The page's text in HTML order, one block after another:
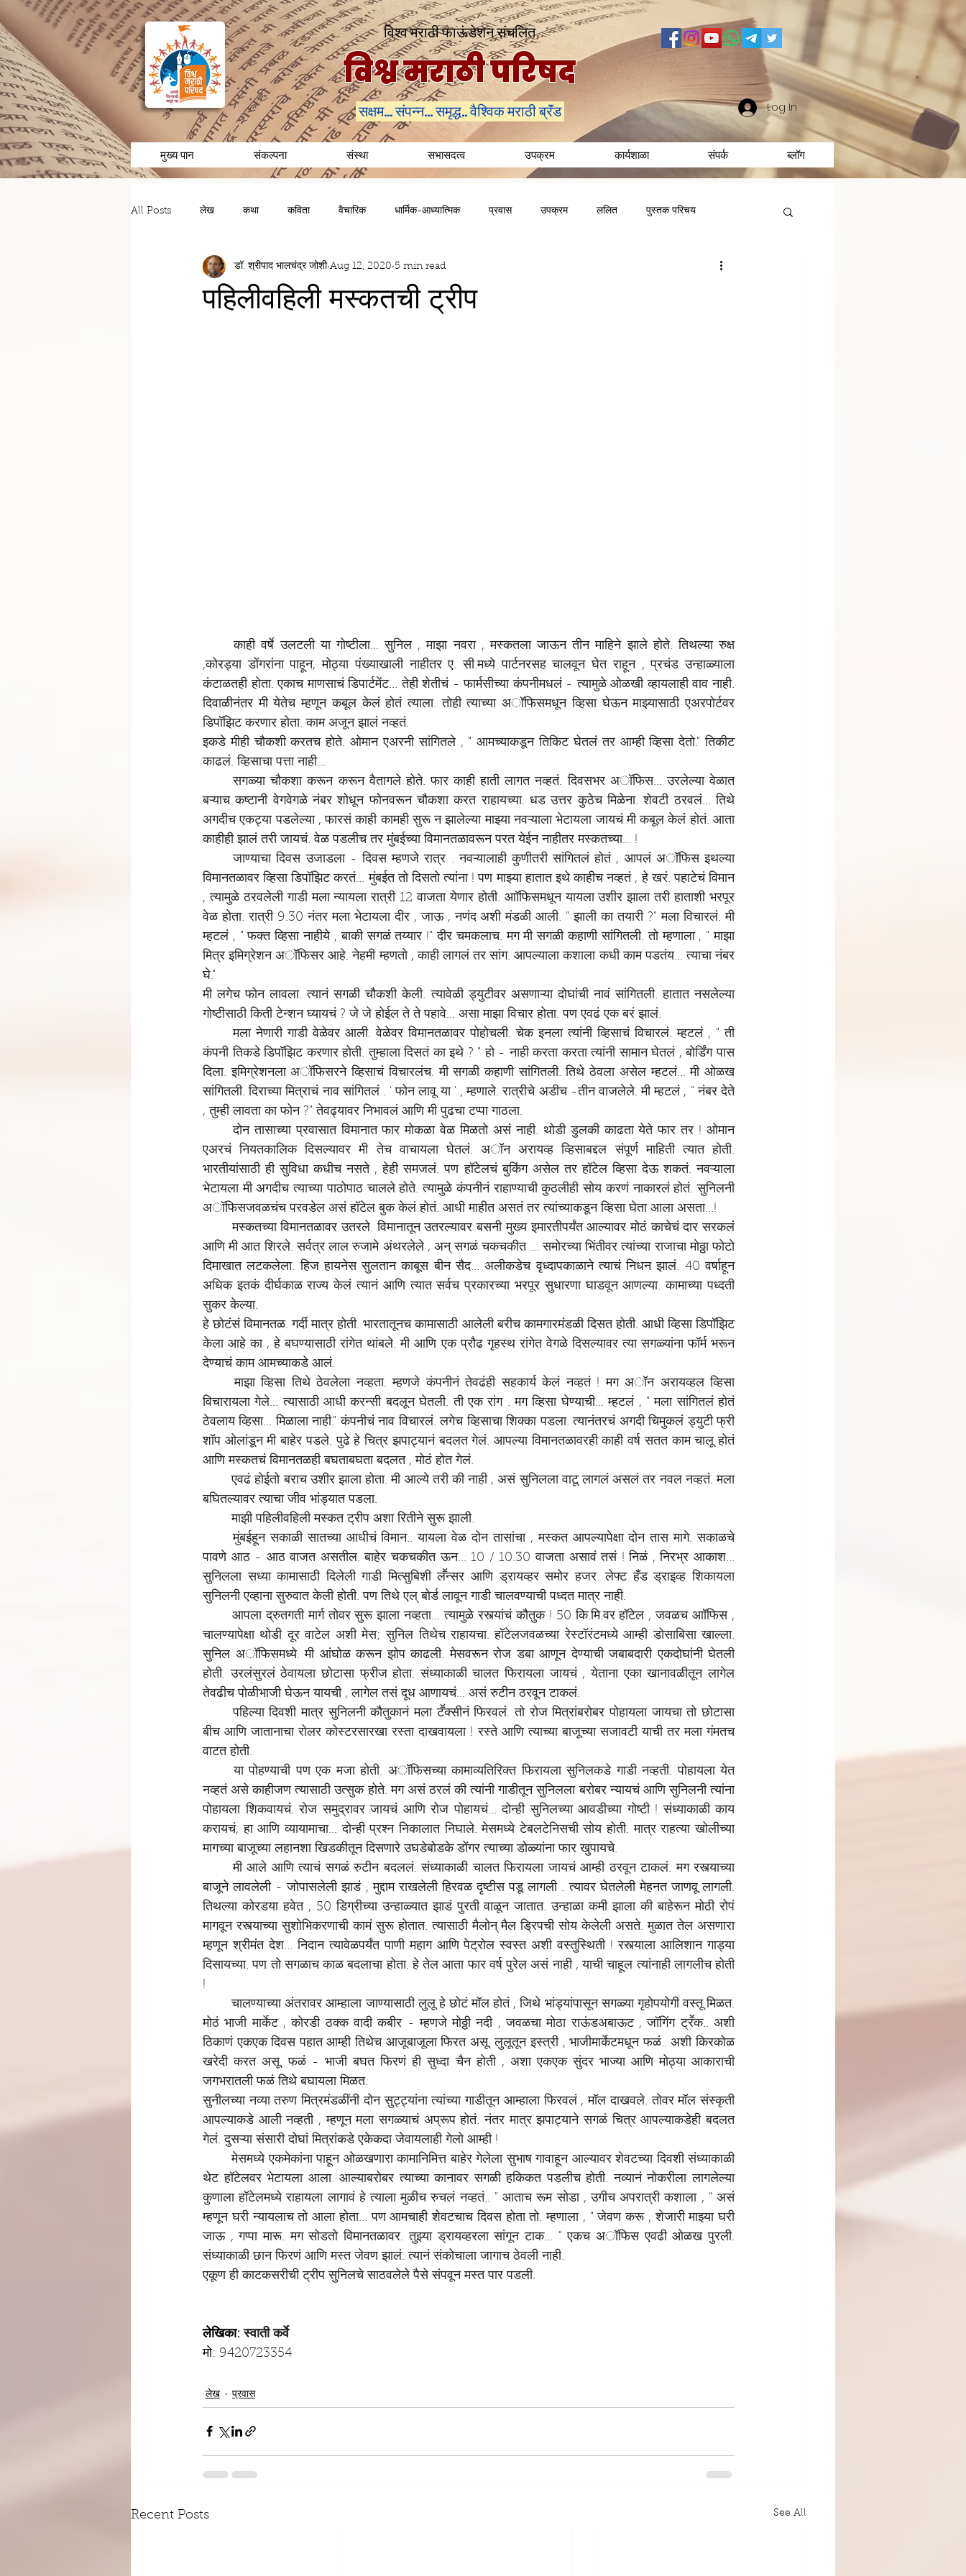
विश्व मराठी फाऊंडेशन संचलित
विश्व मराठी परिषद
सक्षम... संपन्न... समृद्ध.. वैश्विक मराठी ब्रॅंड Log In
मुख्य पान संकल्पना संस्था सभासदत्व उपक्रम कार्यशाळा संपर्क ब्लॉग
All Posts लेख कथा कविता वैचारिक धार्मिक-आध्यात्मिक प्रवास उपक्रम ललित पुस्तक परिचय
चरित्र/व्यक्तीविशेष अनुभव/आठवणी
पहिलीवहिली मस्कतची ट्रीप
डॉ. श्रीपाद भालचंद्र जोशी Aug 12, 2020 5 min read
काही वर्षे उलटली या गोष्टीला... सुनिल , माझा नवरा , मस्कतला जाऊन तीन माहिने झाले होते. तिथल्या रुक्ष
,कोरड्या डोंगरांना पाहून, मोठ्या पंख्याखाली नाहीतर ए. सी.मध्ये पार्टनरसह चालवून घेत राहून , प्रचंड उन्हाळ्याला
कंटाळतही होता. एकाच माणसाचं डिपार्टमेंट... तेही शेतीचं - फार्मसीच्या कंपनीमधलं - त्यामुळे ओळखी व्हायलाही वाव नाही.
दिवाळीनंतर मी येतेच म्हणून कबूल केलं होतं त्याला. तोही त्याच्या अॉफिसमधून व्हिसा घेऊन माझ्यासाठी एअरपोर्टवर
डिपॉझिट करणार होता. काम अजून झालं नव्हतं.
इकडे मीही चौकशी करतच होते. ओमान एअरनी सांगितले , " आमच्याकडून तिकिट घेतलं तर आम्ही व्हिसा देतो." तिकीट
काढलं. व्हिसाचा पत्ता नाही...
सगळ्या चौकशा करून करून वैतागले होते. फार काही हाती लागत नव्हतं. दिवसभर अॉफिस... उरलेल्या वेळात
बऱ्याच कष्टानी वेगवेगळे नंबर शोधून फोनवरून चौकशा करत राहायच्या. धड उत्तर कुठेच मिळेना. शेवटी ठरवलं... तिथे
अगदीच एकट्या पडलेल्या , फारसं काही कामही सुरू न झालेल्या माझ्या नवऱ्याला भेटायला जायचं मी कबूल केलंं होतं. आता
काहीही झालं तरी जायचं. वेळ पडलीच तर मुंबईच्या विमानतळावरून परत येईन नाहीतर मस्कतच्या... !
जाण्याचा दिवस उजाडला - दिवस म्हणजे रात्र . नवऱ्यालाही कुणीतरी सांगितलं होतं , आपलं अॉफिस इथल्या
विमानतळावर व्हिसा डिपॉझिट करतं... मुंबईत तो दिसतो त्यांना ! पण माझ्या हातात इथे काहीच नव्हतं , हे खरं. पहाटेचं विमान
, त्यामुळे ठरवलेली गाडी मला न्यायला रात्री 12 वाजता येणार होती. आॉफिसमधून यायला उशीर झाला तरी हाताशी भरपूर
वेळ होता. रात्री 9.30 नंतर मला भेटायला दीर , जाऊ , नणंद अशी मंडळी आली. " झाली का तयारी ?" मला विचारलं. मी
म्हटलं , " फक्त व्हिसा नाहीये , बाकी सगळं तय्यार !" दीर चमकलाच. मग मी सगळी कहाणी सांगितली. तो म्हणाला , " माझा
मित्र इमिग्रेशन अॉफिसर आहे. नेहमी म्हणतो , काही लागलं तर सांग. आपल्याला कशाला कधी काम पडतंय... त्याचा नंबर
घे."
मी लगेच फोन लावला. त्यानं सगळी चौकशी केली. त्यावेळी ड्युटीवर असणाऱ्या दोघांची नावं सांगितली. हातात नसलेल्या
गोष्टीसाठी किती टेन्शन घ्यायचं ? जे जे होईल ते ते पहावे... असा माझा विचार होता. पण एवढं एक बरं झालं.
मला नेणारी गाडी वेळेवर आली. वेळेवर विमानतळावर पोहोचली. चेक इनला त्यांनी व्हिसाचं विचारलं. म्हटलं , " ती
कंपनी तिकडे डिपॉझिट करणार होती. तुम्हाला दिसतं का इथे ? " हो - नाही करता करता त्यांनी सामान घेतलं , बोर्डिंग पास
दिला. इमिग्रेशनला अॉफिसरने व्हिसाचं विचारलंच. मी सगळी कहाणी सांगितली. तिथे ठेवला असेल म्हटलं... मी ओळख
सांगितली. दिराच्या मित्राचं नाव सांगितलं . ' फोन लावू या ' , म्हणाले. रात्रीचे अडीच -तीन वाजलेले. मी म्हटलं , " नंबर देते
, तुम्ही लावता का फोन ?" तेवढ्यावर निभावलं आणि मी पुढचा टप्पा गाठला.
दोन तासाच्या प्रवासात विमानात फार मोकळा वेळ मिळतो असं नाही. थोडी डुलकी काढता येते फार तर ! ओमान
एअरचं नियतकालिक दिसल्यावर मी तेच वाचायला घेतलं. अॉन अरायव्ह व्हिसाबद्दल संपूर्ण माहिती त्यात होती.
भारतीयांसाठी ही सुविधा कधीच नसते , हेही समजलं. पण हॉटेलचं बुकिंग असेल तर हॉटेल व्हिसा देऊ शकतं. नवऱ्याला
भेटायला मी अगदीच त्याच्या पाठोपाठ चालले होते. त्यामुळे कंपनीनं राहाण्याची कुठलीही सोय करणं नाकारलं होतं. सुनिलनी
अॉफिसजवळचंच परवडेल असं हॉटेल बुक केलं होतं. आधी माहीत असतं तर त्यांच्याकडून व्हिसा घेता आला असता...!
मस्कतच्या विमानतळावर उतरले. विमानातून उतरल्यावर बसनी मुख्य इमारतीपर्यंत आल्यावर मोठं काचेचं दार सरकलं
आणि मी आत शिरले. सर्वत्र लाल रुजामे अंथरलेले , अन् सगळं चकचकीत ... समोरच्या भिंतीवर त्यांच्या राजाचा मोठ्ठा फोटो
दिमाखात लटकलेला. हिज हायनेस सुलतान काबूस बीन सैद... अलीकडेच वृध्दापकाळाने त्याचं निधन झालं. 40 वर्षाहून
अधिक इतकं दीर्घकाळ राज्य केलं त्यानं आणि त्यात सर्वच प्रकारच्या भरपूर सुधारणा घाडवून आणल्या. कामाच्या पध्दती
सुकर केल्या.
हे छोटंसं विमानतळ. गर्दी मात्र होती. भारतातूनच कामासाठी आलेली बरीच कामगारमंडळी दिसत होती. आधी व्हिसा डिपॉझिट
केला आहे का , हे बघण्यासाठी रांगेत थांबले. मी आणि एक प्रौढ गृहस्थ रांगेत वेगळे दिसल्यावर त्या सगळ्यांना फॉर्म भरून
देण्याचं काम आमच्याकडे आलं.
माझा व्हिसा तिथे ठेवलेला नव्हता. म्हणजे कंपनीनं तेवढंही सहकार्य केलं नव्हतं ! मग अॉन अरायव्हल व्हिसा
विचारायला गेले... त्यासाठी आधी करन्सी बदलून घेतली. ती एक रांग . मग व्हिसा घेण्याची... म्हटलं , " मला सांगितलं होतं
ठेवलाय व्हिसा... मिळाला नाही." कंपनीचं नाव विचारलं. लगेच व्हिसाचा शिक्का पडला. त्यानंतरचं अगदी चिमुकलं ड्युटी फ्री
शॉप ओलांडून मी बाहेर पडले. पुढे हे चित्र झपाट्यानं बदलत गेलं. आपल्या विमानतळावरही काही वर्ष सतत काम चालू होतं
आणि मस्कतचं विमानतळही बघताबघता बदलत , मोठं होत गेलं.
एवढं होईतो बराच उशीर झाला होता. मी आल्ये तरी की नाही , असं सुनिलला वाटू लागलं असलं तर नवल नव्हतं. मला
बघितल्यावर त्याचा जीव भांड्यात पडला.
माझी पहिलीवहिली मस्कत ट्रीप अशा रितीने सुरू झाली.
मुंबईहून सकाळी सातच्या आधीचं विमान.. यायला वेळ दोन तासांचा , मस्कत आपल्यापेक्षा दोन तास मागे. सकाळचे
पावणे आठ - आठ वाजत असतील. बाहेर चकचकीत ऊन... 10 / 10.30 वाजता असावं तसं ! निळं , निरभ्र आकाश...
सुनिलला सध्या कामासाठी दिलेली गाडी मित्सुबिशी लॕन्सर आणि ड्रायव्हर समोर हजर. लेफ्ट हँड ड्राइव्ह शिकायला
सुनिलनी एव्हाना सुरुवात केली होती. पण तिथे एल् बोर्ड लावून गाडी चालवण्याची पध्दत मात्र नाही.
आपला द्रुतगती मार्ग तोवर सुरू झाला नव्हता... त्यामुळे रस्त्यांचं कौतुक ! 50 कि.मि.वर हॉटेल , जवळच आॉफिस ,
चालण्यापेक्षा थोडी दूर वाटेल अशी मेस; सुनिल तिथेच राहायचा. हॉटेलजवळच्या रेस्टॉरंटमध्ये आम्ही डोसाबिसा खाल्ला.
सुनिल अॉफिसमध्ये. मी आंघोळ करून झोप काढली. मेसवरून रोज डबा आणून देण्याची जबाबदारी एकदोघांनी घेतली
होती. उरलंसुरलं ठेवायला छोटासा फ्रीज होता. संध्याकाळी चालत फिरायला जायचं , येताना एका खानावळीतून लागेल
तेवढीच पोळीभाजी घेऊन यायची , लागेल तसं दूध आणायचं... असं रुटीन ठरवून टाकलं.
पहिल्या दिवशी मात्र सुनिलनी कौतुकानं मला टॕक्सीनं फिरवलं. तो रोज मित्रांबरोबर पोहायला जायचा तो छोटासा
बीच आणि जातानाचा रोलर कोस्टरसारखा रस्ता दाखवायला ! रस्ते आणि त्याच्या बाजूच्या सजावटी याची तर मला गंमतच
वाटत होती.
या पोहण्याची पण एक मजा होती. अॉफिसच्या कामाव्यतिरिक्त फिरायला सुनिलकडे गाडी नव्हती. पोहायला येत
नव्हतं असे काहीजण त्यासाठी उत्सुक होते. मग असं ठरलं की त्यांनी गाडीतून सुनिलला बरोबर न्यायचं आणि सुनिलनी त्यांना
पोहायला शिकवायचं. रोज समुद्रावर जायचं आणि रोज पोहायचं... दोन्ही सुनिलच्या आवडीच्या गोष्टी ! संध्याकाळी काय
करायचं, हा आणि व्यायामाचा... दोन्ही प्रश्न निकालात निघाले. मेसमध्ये टेबलटेनिसची सोय होती. मात्र राहत्या खोलीच्या
मागच्या बाजूच्या लहानशा खिडकीतून दिसणारे उघडेबोडके डोंगर त्याच्या डोळ्यांना फार खुपायचे.
मी आले आणि त्याचं सगळं रुटीन बदललं. संध्याकाळी चालत फिरायला जायचं आम्ही ठरवून टाकलं. मग रस्त्याच्या
बाजूने लावलेली - जोपासलेली झाडं , मुद्दाम राखलेली हिरवळ दृष्टीस पडू लागली . त्यावर घेतलेली मेहनत जाणवू लागली.
तिथल्या कोरडया हवेत , 50 डिग्रीच्या उन्हाळ्यात झाडं पुरती वाळून जातात. उन्हाळा कमी झाला की बाहेरून मोठी रोपं
मागवून रस्त्याच्या सुशोभिकरणाची कामं सुरू होतात. त्यासाठी मैलोन् मैल ड्रिपची सोय केलेली असते. मुळात तेल असणारा
म्हणून श्रीमंत देश... निदान त्यावेळपर्यंत पाणी महाग आणि पेट्रोल स्वस्त अशी वस्तुस्थिती ! रस्त्याला आलिशान गाड्या
दिसायच्या. पण तो सगळाच काळ बदलाचा होता. हे तेल आता फार वर्ष पुरेल असं नाही , याची चाहूल त्यांनाही लागलीच होती
!
चालण्याच्या अंतरावर आम्हाला जाण्यासाठी लुलू हे छोटं मॉल होतं , जिथे भांड्यांपासून सगळ्या गृहोपयोगी वस्तू मिळत.
मोठं भाजी मार्केट , कोरडी ठक्क वादी कबीर - म्हणजे मोठ्ठी नदी , जवळचा मोठा राऊंडअबाऊट , जॉगिंग ट्रॕक.. अशी
ठिकाणं एकएक दिवस पहात आम्ही तिथेच आजूबाजूला फिरत असू. लुलूतून इस्त्री , भाजीमार्केटमधून फळं.. अशी किरकोळ
खरेदी करत असू. फळं - भाजी बघत फिरणं ही सुध्दा चैन होती , अशा एकएक सुंदर भाज्या आणि मोठ्या आकाराची
जगभरातली फळं तिथे बघायला मिळत.
सुनीलच्या नव्या तरुण मित्रमंडळींनी दोन सुट्ट्यांना त्यांच्या गाडीतून आम्हाला फिरवलं , मॉल दाखवले. तोवर मॉल संस्कृती
आपल्याकडे आली नव्हती , म्हणून मला सगळ्याचं अप्रूप होतं. नंतर मात्र झपाट्याने सगळं चित्र आपल्याकडेही बदलत
गेलं. दुसऱ्या संसारी दोघां मित्रांकडे एकेकदा जेवायलाही गेलो आम्ही !
मेसमध्ये एकमेकांना पाहून ओळखणारा कामानिमित्त बाहेर गेलेला सुभाष गावाहून आल्यावर शेवटच्या दिवशी संध्याकाळी
थेट हॉटेलवर भेटायला आला. आल्याबरोबर त्याच्या कानावर सगळी हकिकत पडलीच होती. नव्यानं नोकरीला लागलेल्या
कुणाला हॉटेलमध्ये राहायला लागावं हे त्याला मुळीच रुचलं नव्हतं.. " आताच रूम सोडा , उगीच अपरात्री कशाला , " असं
म्हणून घरी न्यायलाच तो आला होता... पण आमचाही शेवटचाच दिवस होता तो. म्हणाला , " जेवण करू , शेजारी माझ्या घरी
जाऊ , गप्पा मारू. मग सोडतो विमानतळावर. तुझ्या ड्रायव्हरला सांगून टाक... " एकच अॉफिस एवढी ओळख पुरली.
संध्याकाळी छान फिरणं आणि मस्त जेवण झालं. त्यानं संकोचाला जागाच ठेवली नाही.
एकूण ही काटकसरीची ट्रीप सुनिलचे साठवलेले पैसे संपवून मस्त पार पडली.
लेखिका: स्वाती कर्वे
मो: 9420723354
लेख प्रवास
Recent Posts See All